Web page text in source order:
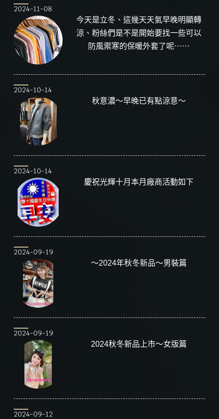
2024-11-08
今天是立冬、這幾天天氣早晚明顯轉
涼、粉絲們是不是開始要找一些可以
防風禦寒的保暖外套了呢⋯⋯
2024-10-14
秋意濃～早晚已有點涼意～
2024-10-14
慶祝光輝十月本月廠商活動如下
2024-09-19
～2024年秋冬新品～男裝篇
2024-09-19
2024秋冬新品上市～女版篇
2024-09-12